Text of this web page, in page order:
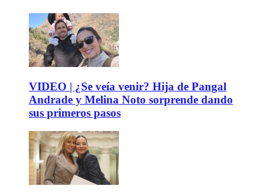
VIDEO | ¿Se veía venir? Hija de Pangal
Andrade y Melina Noto sorprende dando
sus primeros pasos